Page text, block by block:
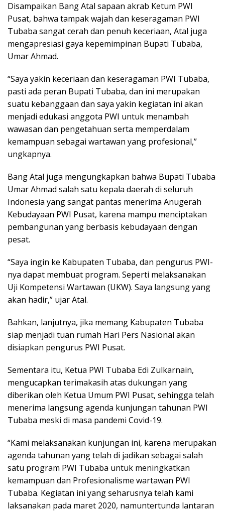
Disampaikan Bang Atal sapaan akrab Ketum PWI
Pusat, bahwa tampak wajah dan keseragaman PWI
Tubaba sangat cerah dan penuh keceriaan, Atal juga
mengapresiasi gaya kepemimpinan Bupati Tubaba,
Umar Ahmad.
“Saya yakin keceriaan dan keseragaman PWI Tubaba,
pasti ada peran Bupati Tubaba, dan ini merupakan
suatu kebanggaan dan saya yakin kegiatan ini akan
menjadi edukasi anggota PWI untuk menambah
wawasan dan pengetahuan serta memperdalam
kemampuan sebagai wartawan yang profesional,”
ungkapnya.
Bang Atal juga mengungkapkan bahwa Bupati Tubaba
Umar Ahmad salah satu kepala daerah di seluruh
Indonesia yang sangat pantas menerima Anugerah
Kebudayaan PWI Pusat, karena mampu menciptakan
pembangunan yang berbasis kebudayaan dengan
pesat.
“Saya ingin ke Kabupaten Tubaba, dan pengurus PWI-
nya dapat membuat program. Seperti melaksanakan
Uji Kompetensi Wartawan (UKW). Saya langsung yang
akan hadir,” ujar Atal.
Bahkan, lanjutnya, jika memang Kabupaten Tubaba
siap menjadi tuan rumah Hari Pers Nasional akan
disiapkan pengurus PWI Pusat.
Sementara itu, Ketua PWI Tubaba Edi Zulkarnain,
mengucapkan terimakasih atas dukungan yang
diberikan oleh Ketua Umum PWI Pusat, sehingga telah
menerima langsung agenda kunjungan tahunan PWI
Tubaba meski di masa pandemi Covid-19.
“Kami melaksanakan kunjungan ini, karena merupakan
agenda tahunan yang telah di jadikan sebagai salah
satu program PWI Tubaba untuk meningkatkan
kemampuan dan Profesionalisme wartawan PWI
Tubaba. Kegiatan ini yang seharusnya telah kami
laksanakan pada maret 2020, namuntertunda lantaran